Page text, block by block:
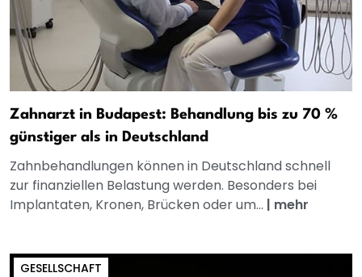
Zahnarzt in Budapest: Behandlung bis zu 70 %
günstiger als in Deutschland
Zahnbehandlungen können in Deutschland schnell
zur finanziellen Belastung werden. Besonders bei
Implantaten, Kronen, Brücken oder um... | mehr
GESELLSCHAFT